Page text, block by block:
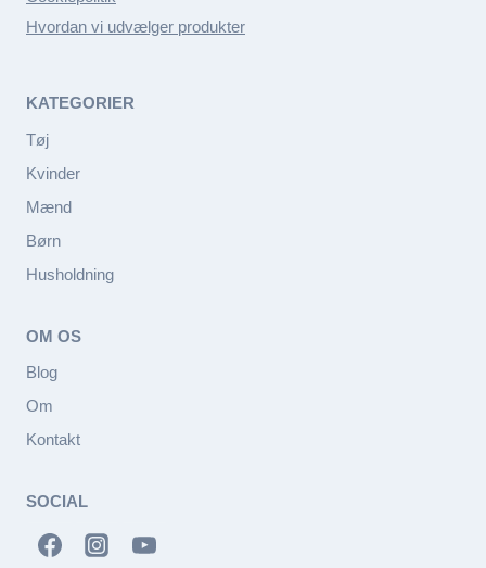
Hvordan vi udvælger produkter
KATEGORIER
Tøj
Kvinder
Mænd
Børn
Husholdning
OM OS
Blog
Om
Kontakt
SOCIAL